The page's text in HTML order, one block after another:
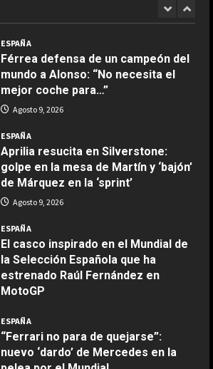
ESPAÑA
Férrea defensa de un campeón del
mundo a Alonso: “No necesita el
mejor coche para…”
Agosto 9, 2026
ESPAÑA
Aprilia resucita en Silverstone:
golpe en la mesa de Martín y ‘bajón’
de Márquez en la ‘sprint’
Agosto 9, 2026
ESPAÑA
El casco inspirado en el Mundial de
la Selección Española que ha
estrenado Raúl Fernández en
MotoGP
ESPAÑA
“Ferrari no para de quejarse”:
nuevo ‘dardo’ de Mercedes en la
Ensalada de espinacas deliciosa
COCINA
Boquerones fritos en freidora de
aire
Aprile 24, 2026
Buñuelos de alcachofas
Ternera guisada con senderuelas
Marzo 20, 2026